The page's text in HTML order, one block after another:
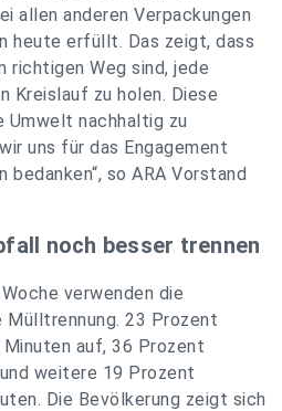
allen anderen Verpackungen
heute erfüllt. Das zeigt, dass
richtigen Weg sind, jede
Kreislauf zu holen. Diese
nachhaltig zu
uns für das Engagement
bedanken“, so ARA Vorstand
noch besser trennen
verwenden die
Mülltrennung. 23 Prozent
auf, 36 Prozent
weitere 19 Prozent
Die Bevölkerung zeigt sich